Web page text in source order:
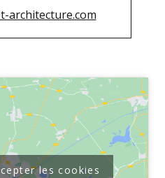
architecture.com
les cookies